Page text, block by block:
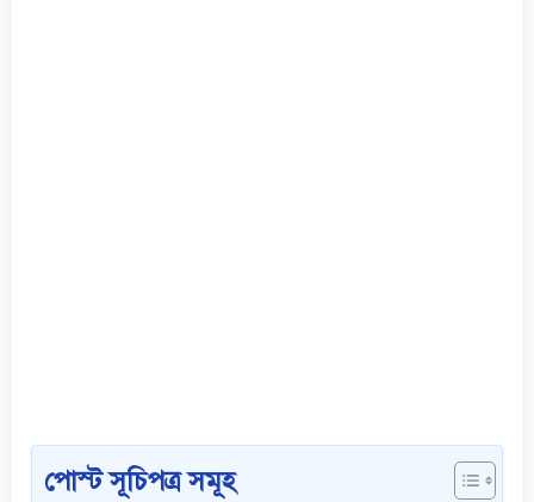
পোস্ট সূচিপত্র সমূহ